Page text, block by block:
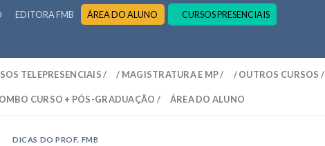
EDITORA FMB ÁREA DO ALUNO CURSOS PRESENCIAIS
TELEPRESENCIAIS / / MAGISTRATURA E MP / / OUTROS CURSOS /
CURSO + PÓS-GRADUAÇÃO / ÁREA DO ALUNO
DICAS DO PROF. FMB